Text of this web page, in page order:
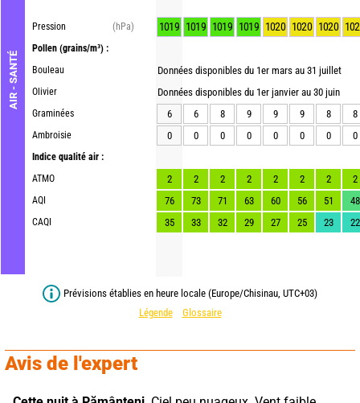
AIR - SANTÉ
Pression
(hPa)
Pollen (grains/m³) :
Bouleau
Olivier
Graminées
Ambroisie
Indice qualité air :
ATMO
AQI
CAQI
1019 1019 1019 1019 1020 1020 1020
Données disponibles du 1er mars au 31 juillet
Données disponibles du 1er janvier au 30 juin
6
6 8 9 9 9 8
8
0
0 0 0 0 0 0 0
2 2 2 2 2 2 2
2
76
73 71 63 60 56 51
48
35
33 32 29 27 25 23 22
Prévisions établies en heure locale (Europe/Chisinau, UTC+03)
Légende
Glossaire
Avis de l'expert